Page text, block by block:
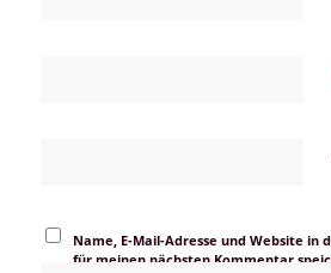
Name, E-Mail-Adresse und Website in
für meinen nächsten Kommentar